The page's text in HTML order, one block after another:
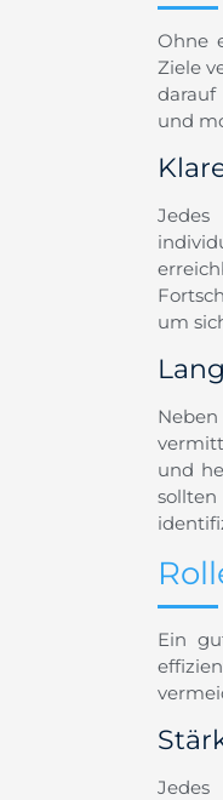
Ohne
Ziele
und
um
und
Ein